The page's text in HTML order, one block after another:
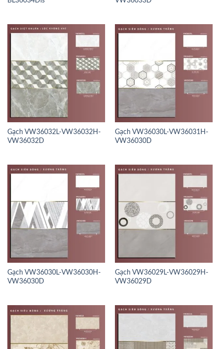
Gạch VW36032L-VW36032H-
VW36032D
Gạch VW36030L-VW36031H-
VW36030D
Gạch VW36030L-VW36030H-
VW36030D
Gạch VW36029L-VW36029H-
VW36029D